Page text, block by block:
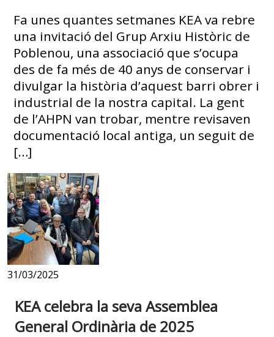
Fa unes quantes setmanes KEA va rebre
una invitació del Grup Arxiu Històric de
Poblenou, una associació que s’ocupa
des de fa més de 40 anys de conservar i
divulgar la història d’aquest barri obrer i
industrial de la nostra capital. La gent
de l’AHPN van trobar, mentre revisaven
documentació local antiga, un seguit de
[…]
31/03/2025
KEA celebra la seva Assemblea
General Ordinària de 2025